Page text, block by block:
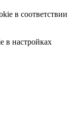
в соответствии
в настройках